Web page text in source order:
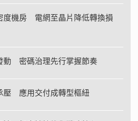
度機房 電網至晶片降低轉換損
動 密碼治理先行掌握節奏
壓 應用交付成轉型樞紐